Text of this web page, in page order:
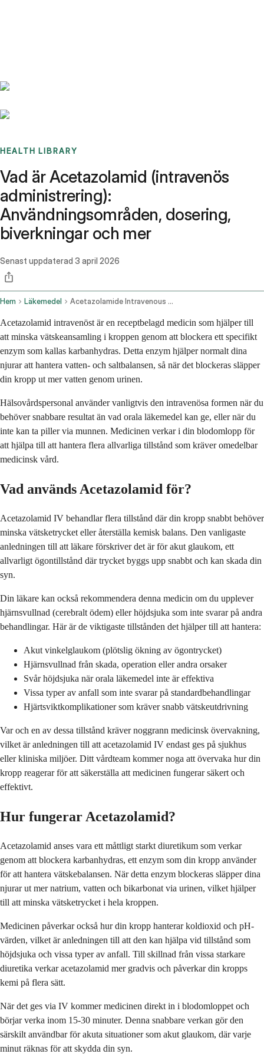
HEALTH LIBRARY
Vad är Acetazolamid (intravenös
administrering):
Användningsområden, dosering,
biverkningar och mer
Senast uppdaterad 3 april 2026
Hem Läkemedel Acetazolamide Intravenous Route
Acetazolamid intravenöst är en receptbelagd medicin som hjälper till
att minska vätskeansamling i kroppen genom att blockera ett specifikt
enzym som kallas karbanhydras. Detta enzym hjälper normalt dina
njurar att hantera vatten- och saltbalansen, så när det blockeras släpper
din kropp ut mer vatten genom urinen.
Hälsovårdspersonal använder vanligtvis den intravenösa formen när du
behöver snabbare resultat än vad orala läkemedel kan ge, eller när du
inte kan ta piller via munnen. Medicinen verkar i din blodomlopp för
att hjälpa till att hantera flera allvarliga tillstånd som kräver omedelbar
medicinsk vård.
Vad används Acetazolamid för?
Acetazolamid IV behandlar flera tillstånd där din kropp snabbt behöver
minska vätsketrycket eller återställa kemisk balans. Den vanligaste
anledningen till att läkare förskriver det är för akut glaukom, ett
allvarligt ögontillstånd där trycket byggs upp snabbt och kan skada din
syn.
Din läkare kan också rekommendera denna medicin om du upplever
hjärnsvullnad (cerebralt ödem) eller höjdsjuka som inte svarar på andra
behandlingar. Här är de viktigaste tillstånden det hjälper till att hantera:
Akut vinkelglaukom (plötslig ökning av ögontrycket)
Hjärnsvullnad från skada, operation eller andra orsaker
Svår höjdsjuka när orala läkemedel inte är effektiva
Vissa typer av anfall som inte svarar på standardbehandlingar
Hjärtsviktkomplikationer som kräver snabb vätskeutdrivning
Var och en av dessa tillstånd kräver noggrann medicinsk övervakning,
vilket är anledningen till att acetazolamid IV endast ges på sjukhus
eller kliniska miljöer. Ditt vårdteam kommer noga att övervaka hur din
kropp reagerar för att säkerställa att medicinen fungerar säkert och
effektivt.
Hur fungerar Acetazolamid?
Acetazolamid anses vara ett måttligt starkt diuretikum som verkar
genom att blockera karbanhydras, ett enzym som din kropp använder
för att hantera vätskebalansen. När detta enzym blockeras släpper dina
njurar ut mer natrium, vatten och bikarbonat via urinen, vilket hjälper
till att minska vätsketrycket i hela kroppen.
Medicinen påverkar också hur din kropp hanterar koldioxid och pH-
värden, vilket är anledningen till att den kan hjälpa vid tillstånd som
höjdsjuka och vissa typer av anfall. Till skillnad från vissa starkare
diuretika verkar acetazolamid mer gradvis och påverkar din kropps
kemi på flera sätt.
När det ges via IV kommer medicinen direkt in i blodomloppet och
börjar verka inom 15-30 minuter. Denna snabbare verkan gör den
särskilt användbar för akuta situationer som akut glaukom, där varje
minut räknas för att skydda din syn.